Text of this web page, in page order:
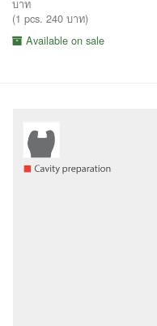
บาท
(1 pcs. 240 บาท)
Available on sale